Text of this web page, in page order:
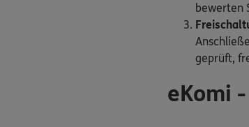
bewerten
geprüft,
eKomi